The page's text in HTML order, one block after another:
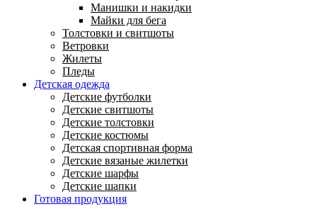
Манишки и накидки
Майки для бега
Толстовки и свитшоты
Ветровки
Жилеты
Пледы
Детская одежда
Детские футболки
Детские свитшоты
Детские толстовки
Детские костюмы
Детская спортивная форма
Детские вязаные жилетки
Детские шарфы
Детские шапки
Готовая продукция